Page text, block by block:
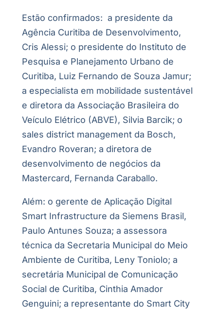
Estão confirmados: a presidente da
Agência Curitiba de Desenvolvimento,
Cris Alessi; o presidente do Instituto de
Pesquisa e Planejamento Urbano de
Curitiba, Luiz Fernando de Souza Jamur;
a especialista em mobilidade sustentável
e diretora da Associação Brasileira do
Veículo Elétrico (ABVE), Silvia Barcik; o
sales district management da Bosch,
Evandro Roveran; a diretora de
desenvolvimento de negócios da
Mastercard, Fernanda Caraballo.
Além: o gerente de Aplicação Digital
Smart Infrastructure da Siemens Brasil,
Paulo Antunes Souza; a assessora
técnica da Secretaria Municipal do Meio
Ambiente de Curitiba, Leny Toniolo; a
secretária Municipal de Comunicação
Social de Curitiba, Cinthia Amador
Genguini; a representante do Smart City